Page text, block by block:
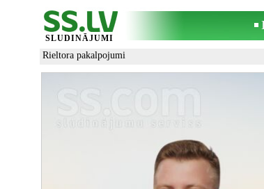
SLUDINĀJUMI
Rieltora pakalpojumi